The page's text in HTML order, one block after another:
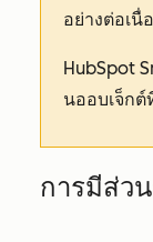
อย่างต่อเนื่
HubSpot
นออบเจ็กต์
การมีส่ว